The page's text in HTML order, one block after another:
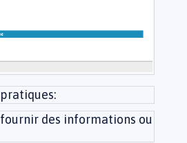
des informations ou